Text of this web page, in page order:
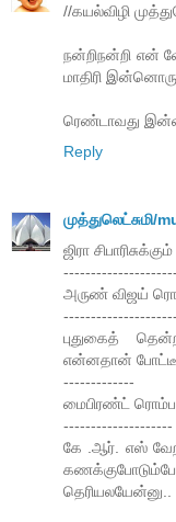
//கயல்விழி
நன்றிநன்றி என்
மாதிரி
ரெண்டாவது
Reply
முத்துலெட்சுமி/
ஜிரா
அருண் விஜய்
புதுகைத்
என்னதான்
-------------
மைபிரண்ட் ரொம்ப
--------------------
கே .ஆர். எஸ்
தெரியலயேன்னு..